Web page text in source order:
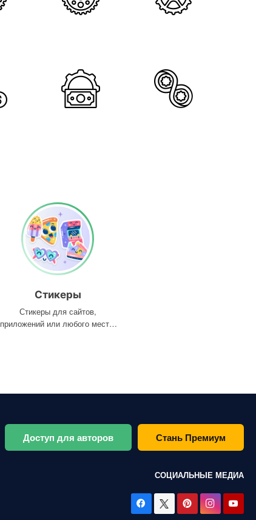
Стикеры
Стикеры для сайтов,
приложений или любого места,
Доступ для авторов Стань Премиум
СОЦИАЛЬНЫЕ МЕДИА